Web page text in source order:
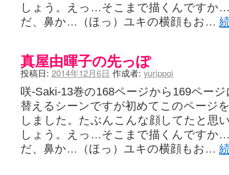
しょう。えっ…そこまで描くんですか
だ、鼻か…（ほっ）ユキの横顔もお…
真屋由暉子の先っぽ
投稿日: 2014年12月6日 作成者: yurippoi
咲-Saki-13巻の168ページから169ペー
替えるシーンですが初めてこのページ
しました。たぶんこんな顔してたと思
しょう。えっ…そこまで描くんですか
だ、鼻か…（ほっ）ユキの横顔もお…